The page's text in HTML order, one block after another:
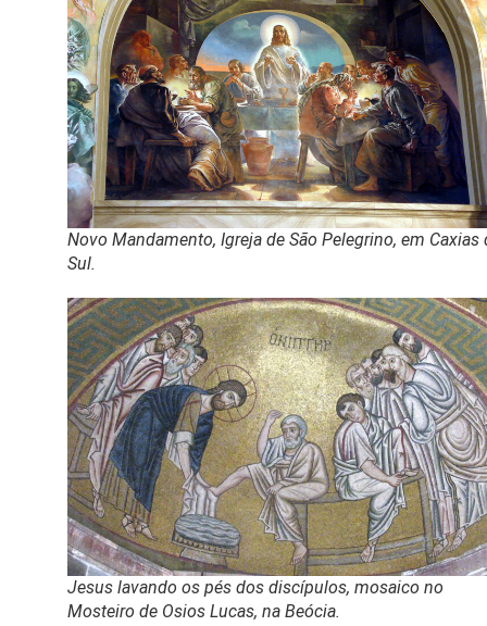
Novo Mandamento, Igreja de São Pelegrino, em Caxias
Sul.
Jesus lavando os pés dos discípulos, mosaico no
Mosteiro de Osios Lucas, na Beócia.